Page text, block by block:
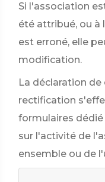
Si l'association
été attribué, ou à
est erroné, elle
modification.
La déclaration
rectification
formulaires
sur l'activité de
ensemble ou de